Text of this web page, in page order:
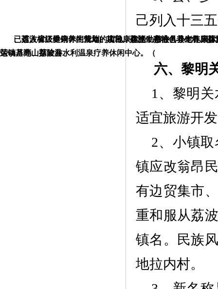
己列入十三
已进入省级健康养生规划的项目，包括：荔波县小七孔国
运动基地、荔波县水利温泉疗养休闲中心。（
2）其它。荔波生态特色养生谷、
、荔波樟江垂钓休闲营地、山地康体运动中心、县老年康
荣镇月亮山探险游、
六、黎明
1、黎明
适宜旅游开
2、 小镇
镇应改翁昂
有边贸集市
重和服从荔
镇名。民族
地拉内村。